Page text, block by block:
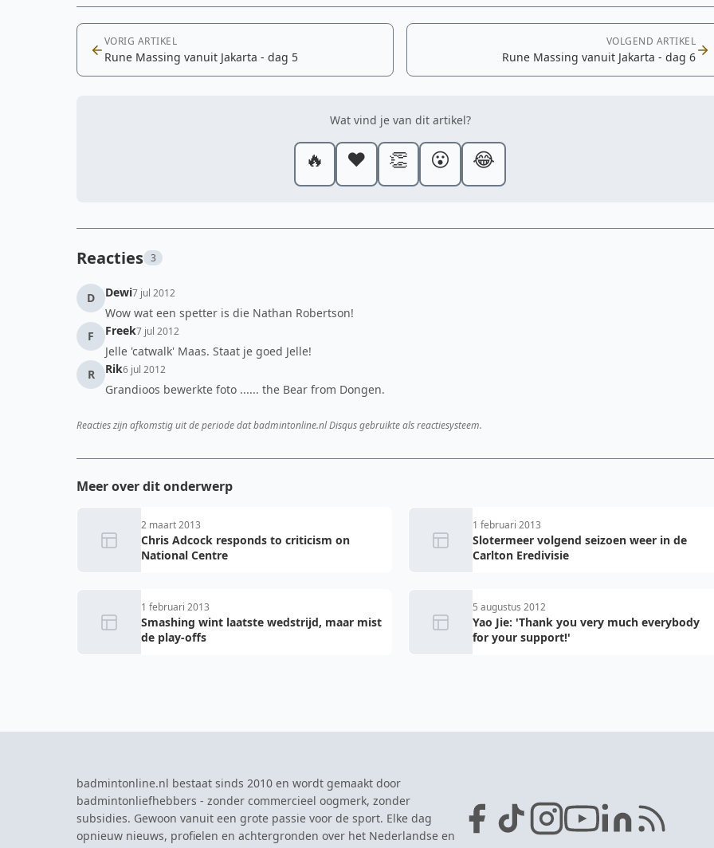
VORIG ARTIKEL
Rune Massing vanuit Jakarta - dag 5
VOLGEND ARTIKEL
Rune Massing vanuit Jakarta - dag 6
Wat vind je van dit artikel?
🔥 ❤️ 👏 😮 😂
Reacties 3
D Dewi7 jul 2012
Wow wat een spetter is die Nathan Robertson!
F
Freek7 jul 2012
Jelle 'catwalk' Maas. Staat je goed Jelle!
R
Rik6 jul 2012
Grandioos bewerkte foto ...... the Bear from Dongen.
Reacties zijn afkomstig uit de periode dat badmintonline.nl Disqus gebruikte als reactiesysteem.
Meer over dit onderwerp
2 maart 2013
Chris Adcock responds to criticism on
National Centre
1 februari 2013
Slotermeer volgend seizoen weer in de
Carlton Eredivisie
1 februari 2013
Smashing wint laatste wedstrijd, maar mist
de play-offs
5 augustus 2012
Yao Jie: 'Thank you very much everybody
for your support!'
badmintonline.nl bestaat sinds 2010 en wordt gemaakt door
badmintonliefhebbers - zonder commercieel oogmerk, zonder
subsidies. Gewoon vanuit een grote passie voor de sport. Elke dag
opnieuw nieuws, profielen en achtergronden over het Nederlandse en